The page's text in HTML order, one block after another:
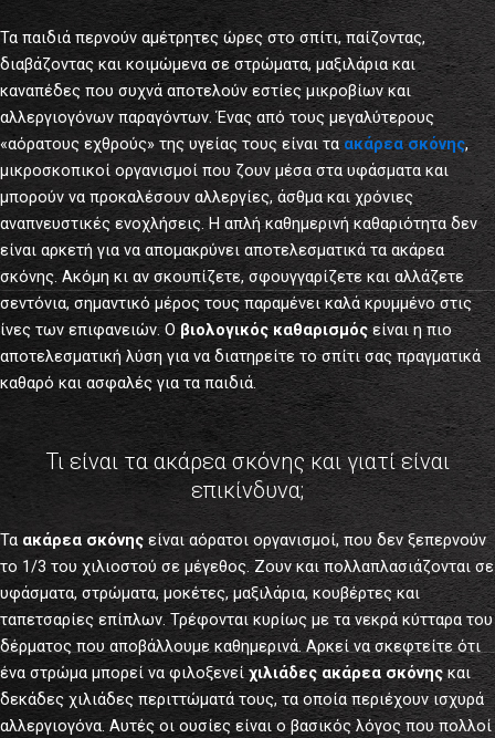
Τα παιδιά περνούν αμέτρητες ώρες στο σπίτι, παίζοντας,
διαβάζοντας και κοιμώμενα σε στρώματα, μαξιλάρια και
καναπέδες που συχνά αποτελούν εστίες μικροβίων και
αλλεργιογόνων παραγόντων. Ένας από τους μεγαλύτερους
«αόρατους εχθρούς» της υγείας τους είναι ταακάρεα σκόνης,
μικροσκοπικοί οργανισμοί που ζουν μέσα στα υφάσματα και
μπορούν να προκαλέσουν αλλεργίες, άσθμα και χρόνιες
αναπνευστικές ενοχλήσεις. Η απλή καθημερινή καθαριότητα δεν
είναι αρκετή για να απομακρύνει αποτελεσματικά τα ακάρεα
σκόνης. Ακόμη κι αν σκουπίζετε, σφουγγαρίζετε και αλλάζετε
σεντόνια, σημαντικό μέρος τους παραμένει καλά κρυμμένο στις
ίνες των επιφανειών. Ο βιολογικός καθαρισμόςείναι η πιο
αποτελεσματική λύση για να διατηρείτε το σπίτι σας πραγματικά
καθαρό και ασφαλές για τα παιδιά.
Τι είναι τα ακάρεα σκόνης και γιατί είναι
επικίνδυνα;
Τα ακάρεα σκόνης είναι αόρατοι οργανισμοί, που δεν ξεπερνούν
το 1/3 του χιλιοστού σε μέγεθος. Ζουν και πολλαπλασιάζονται σε
υφάσματα, στρώματα, μοκέτες, μαξιλάρια, κουβέρτες και
ταπετσαρίες επίπλων. Τρέφονται κυρίως με τα νεκρά κύτταρα του
δέρματος που αποβάλλουμε καθημερινά. Αρκεί να σκεφτείτε ότι
ένα στρώμα μπορεί να φιλοξενείχιλιάδες ακάρεα σκόνηςκαι
δεκάδες χιλιάδες περιττώματά τους, τα οποία περιέχουν ισχυρά
αλλεργιογόνα. Αυτές οι ουσίες είναι ο βασικός λόγος που πολλοί